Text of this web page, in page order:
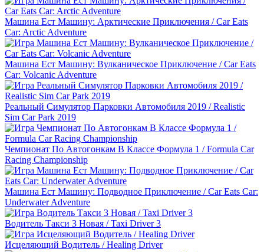
Машина Ест Машину: Арктические Приключения / Car Eats
Car: Arctic Adventure
Машина Ест Машину: Вулканическое Приключение / Car Eats
Car: Volcanic Adventure
Реальный Симулятор Парковки Автомобиля 2019 / Realistic
Sim Car Park 2019
Чемпионат По Автогонкам В Классе Формула 1 / Formula Car
Racing Championship
Машина Ест Машину: Подводное Приключение / Car Eats Car:
Underwater Adventure
Водитель Такси 3 Новая / Taxi Driver 3
Исцеляющий Водитель / Healing Driver